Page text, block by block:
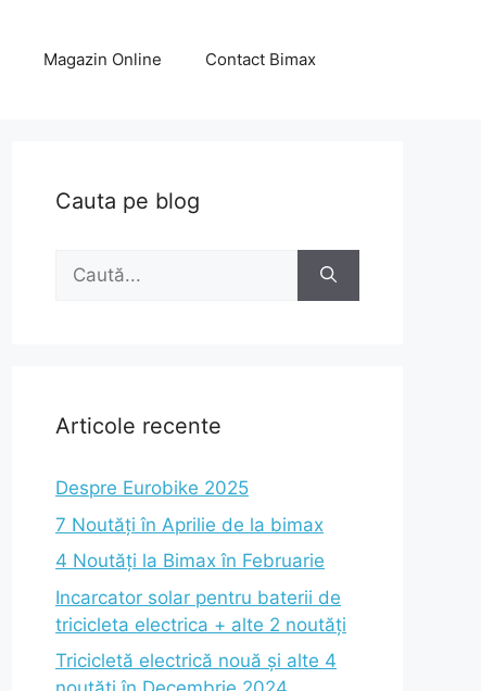
Magazin Online Contact Bimax
Cauta pe blog
Caută
Articole recente
Despre Eurobike 2025
7 Noutăți în Aprilie de la bimax
4 Noutăți la Bimax în Februarie
Incarcator solar pentru baterii de
tricicleta electrica + alte 2 noutăți
Tricicletă electrică nouă și alte 4